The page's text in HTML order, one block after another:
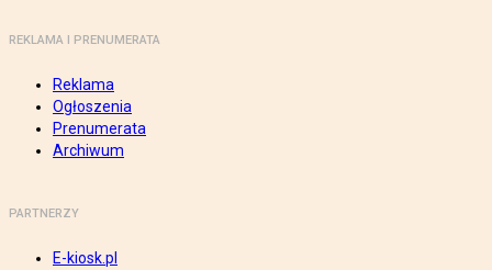
REKLAMA I PRENUMERATA
Reklama
Ogłoszenia
Prenumerata
Archiwum
PARTNERZY
E-kiosk.pl